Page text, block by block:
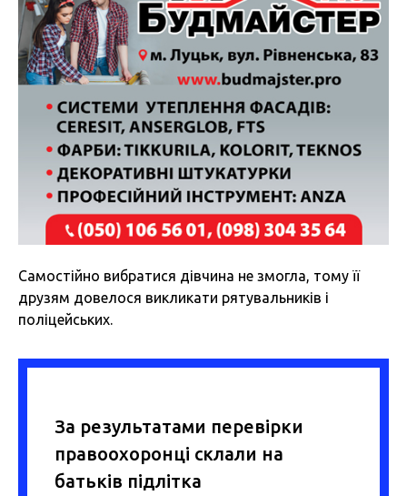
Самостійно вибратися дівчина не змогла, тому її
друзям довелося викликати рятувальників і
поліцейських.
За результатами перевірки
правоохоронці склали на
батьків підлітка